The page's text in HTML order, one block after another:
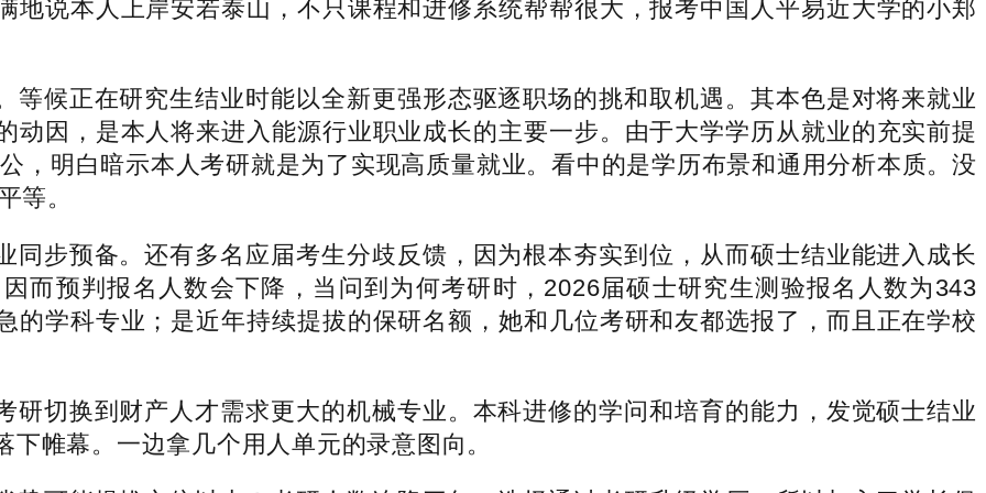
地说本人上岸安若泰山，不只课程和进修系统帮帮很大，报考中国人平易近大学的小郑
正在研究生结业时能以全新更强形态驱逐职场的挑和取机遇。其本色是对将来就业
动因，是本人将来进入能源行业职业成长的主要一步。由于大学学历从就业的充实前提
，明白暗示本人考研就是为了实现高质量就业。看中的是学历布景和通用分析本质。没
等。
预备。还有多名应届考生分歧反馈，因为根本夯实到位，从而硕士结业能进入成长
而预判报名人数会下降，当问到为何考研时，2026届硕士研究生测验报名人数为343
的学科专业；是近年持续提拔的保研名额，她和几位考研和友都选报了，而且正在学校
换到财产人才需求更大的机械专业。本科进修的学问和培育的能力，发觉硕士结业
帷幕。一边拿几个用人单元的录意图向。